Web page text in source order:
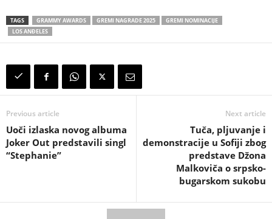
TAGS GRAMMY AWARDS GREMI NAGRADE 2025
GREMI NOMINACIJE
LOS ANĐELES
Previous article
Uoči izlaska novog albuma
Joker Out predstavili singl
“Stephanie”
Next article
Tuča, pljuvanje i
demonstracije u Sofiji zbog
predstave Džona
Malkoviča o srpsko-
bugarskom sukobu